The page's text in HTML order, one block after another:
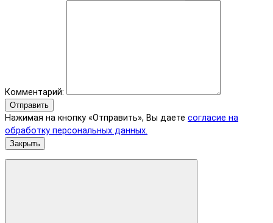
Комментарий:
Отправить
Нажимая на кнопку «Отправить», Вы даете согласие на
обработку персональных данных.
Закрыть